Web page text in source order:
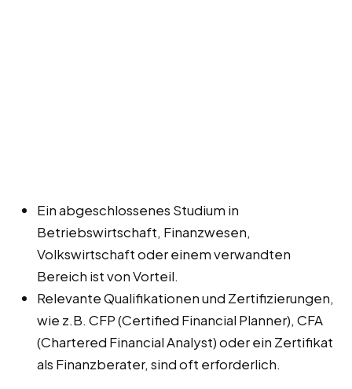
Ein abgeschlossenes Studium in
Betriebswirtschaft, Finanzwesen,
Volkswirtschaft oder einem verwandten
Bereich ist von Vorteil.
Relevante Qualifikationen und Zertifizierungen,
wie z.B. CFP (Certified Financial Planner), CFA
(Chartered Financial Analyst) oder ein Zertifikat
als Finanzberater, sind oft erforderlich.